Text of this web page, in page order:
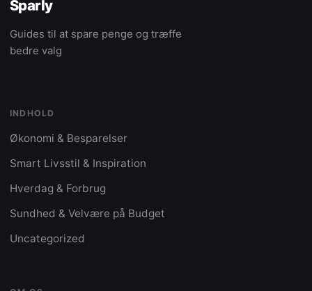
Sparly
Guides til at spare penge og træffe
bedre valg
INDHOLD
Økonomi & Besparelser
Smart Livsstil & Inspiration
Hverdag & Forbrug
Sundhed & Velvære på Budget
Uncategorized